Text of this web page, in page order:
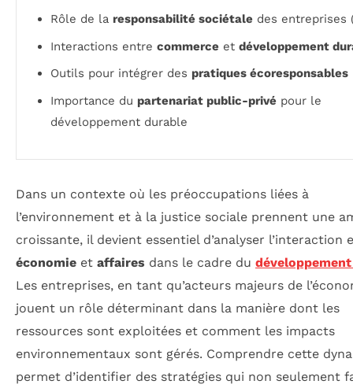
Rôle de la responsabilité sociétale des entreprises
Interactions entre commerce et développement
Outils pour intégrer des pratiques écoresponsables
Importance du partenariat public-privé pour le
développement durable
Dans un contexte où les préoccupations liées à
l’environnement et à la justice sociale prennent une
croissante, il devient essentiel d’analyser l’interaction
économie et affaires dans le cadre du
Les entreprises, en tant qu’acteurs majeurs de
jouent un rôle déterminant dans la manière dont les
ressources sont exploitées et comment les impacts
environnementaux sont gérés. Comprendre cette
permet d’identifier des stratégies qui non seulement